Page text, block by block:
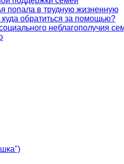
попала в трудную жизненную
обратиться за помощью?
неблагополучия